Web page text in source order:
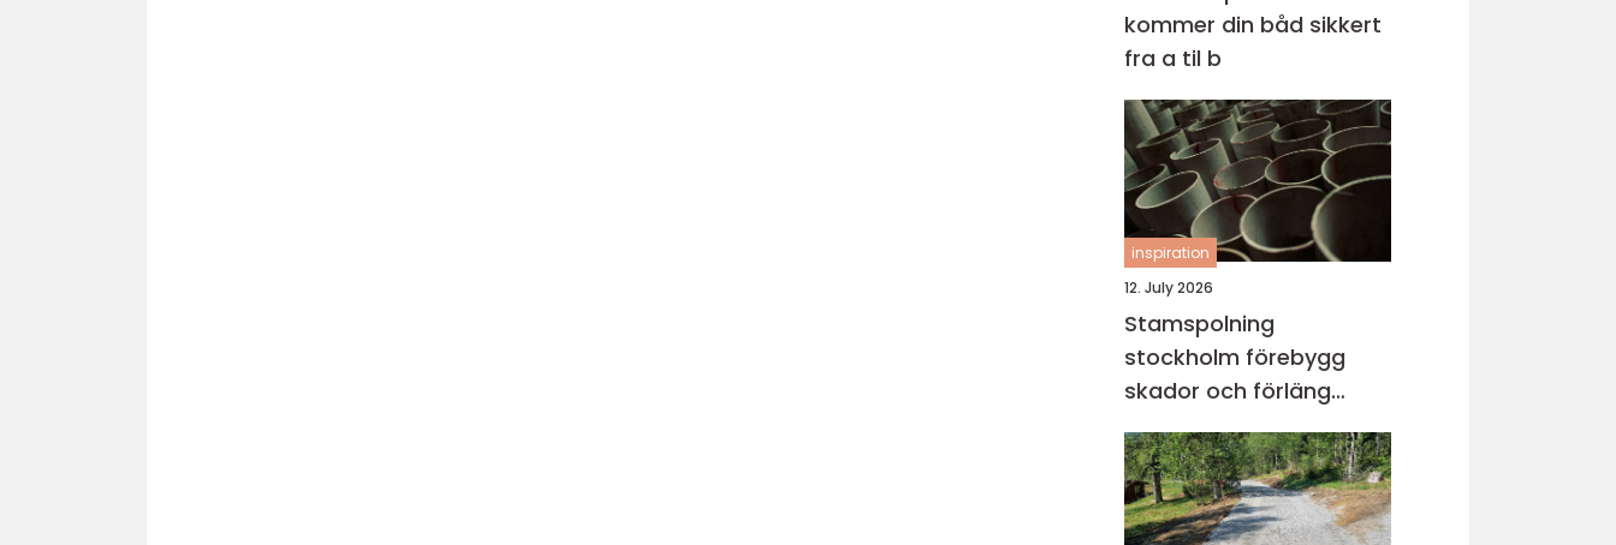
kommer din båd sikkert
fra a til b
inspiration
12. July 2026
Stamspolning
stockholm förebygg
skador och förläng
rörens livslängd